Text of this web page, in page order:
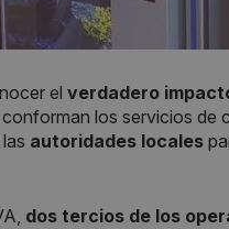
el verdadero
los servicios de
autoridades locales
dos tercios de los